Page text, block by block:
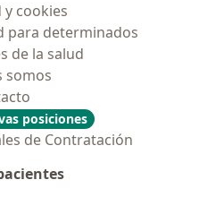
y cookies
para determinados
de la salud
somos
posiciones
de Contratación